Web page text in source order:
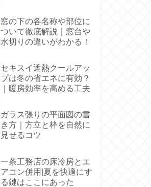
窓の下の各名称や部位に
ついて徹底解説｜窓台や
水切りの違いがわかる！
セキスイ遮熱クールアッ
プは冬の省エネに有効？
｜暖房効率を高める工夫
ガラス張りの平面図の書
き方｜方立と枠を自然に
見せるコツ
一条工務店の床冷房とエ
アコン併用|夏を快適にす
る鍵はここにあった